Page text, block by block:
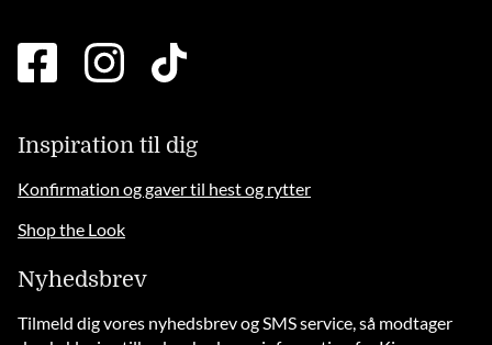
facebook
square
instagramtiktok
Inspiration til dig
Konfirmation og gaver til hest og rytter
Shop the Look
Nyhedsbrev
Tilmeld dig vores nyhedsbrev og SMS service, så modtager